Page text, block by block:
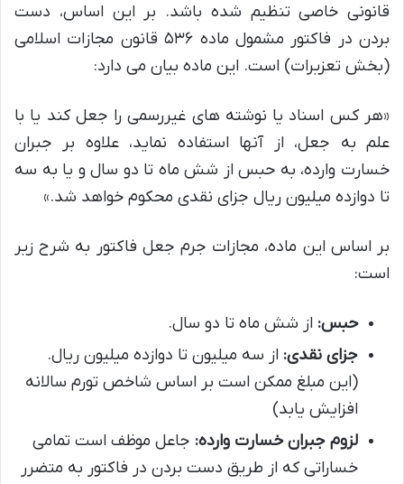
قانونی خاصی تنظیم شده باشد. بر این اساس، دست
بردن در فاکتور مشمول ماده ۵۳۶ قانون مجازات اسلامی
(بخش تعزیرات) است. این ماده بیان می دارد:
«هر کس اسناد یا نوشته های غیررسمی را جعل کند یا با
علم به جعل، از آنها استفاده نماید، علاوه بر جبران
خسارت وارده، به حبس از شش ماه تا دو سال و یا به سه
تا دوازده میلیون ریال جزای نقدی محکوم خواهد شد.»
بر اساس این ماده، مجازات جرم جعل فاکتور به شرح زیر
است:
حبس: از شش ماه تا دو سال.
جزای نقدی: از سه میلیون تا دوازده میلیون ریال.
(این مبلغ ممکن است بر اساس شاخص تورم سالانه
افزایش یابد)
لزوم جبران خسارت وارده: جاعل موظف است تمامی
خساراتی که از طریق دست بردن در فاکتور به متضرر